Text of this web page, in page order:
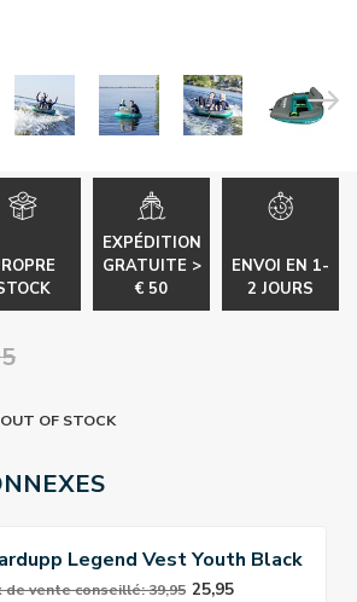
EXPÉDITION
GRATUITE >
€ 50
ENVOI EN 1-
2 JOURS
OF STOCK
Legend Vest Youth Black
​​de vente conseillé: 39,95 25,95